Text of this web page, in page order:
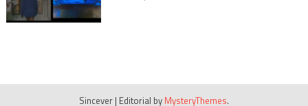
Sincever | Editorial by MysteryThemes.